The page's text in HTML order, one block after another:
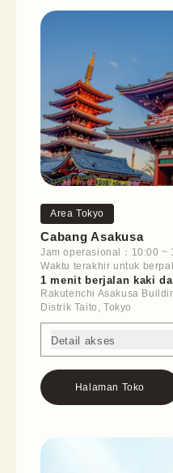
Area Tokyo
Cabang Asakusa
Jam operasional ： 10:00 ~
Waktu terakhir untuk
1 menit berjalan kaki
Rakutenchi Asakusa
Distrik Taito, Tokyo
Detail akses
Halaman Toko